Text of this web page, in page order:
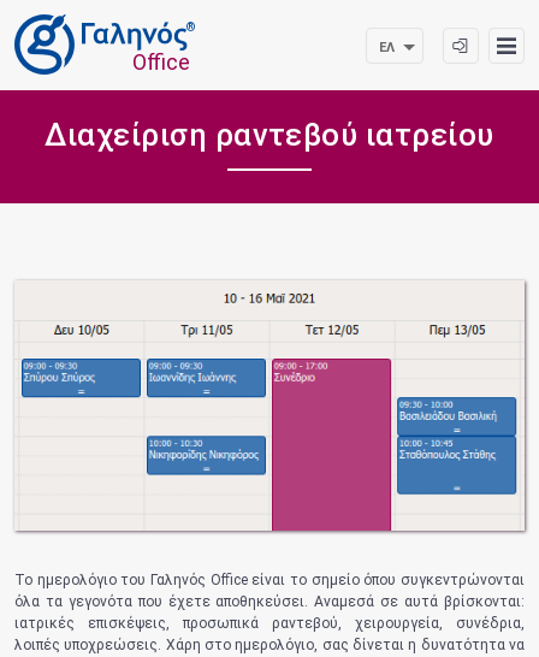
®
Office
ΕΛ
Διαχείριση ραντεβού ιατρείου
Το ημερολόγιο του Γαληνός Office είναι το σημείο όπου συγκεντρώνονται
όλα τα γεγονότα που έχετε αποθηκεύσει. Αναμεσά σε αυτά βρίσκονται:
ιατρικές επισκέψεις, προσωπικά ραντεβού, χειρουργεία, συνέδρια,
λοιπές υποχρεώσεις. Χάρη στο ημερολόγιο, σας δίνεται η δυνατότητα να